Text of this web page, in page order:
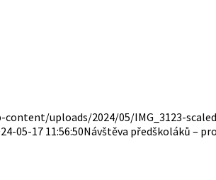
uploads/2024/05/IMG_3123-
05-17 11:56:50Návštěva předškoláků –